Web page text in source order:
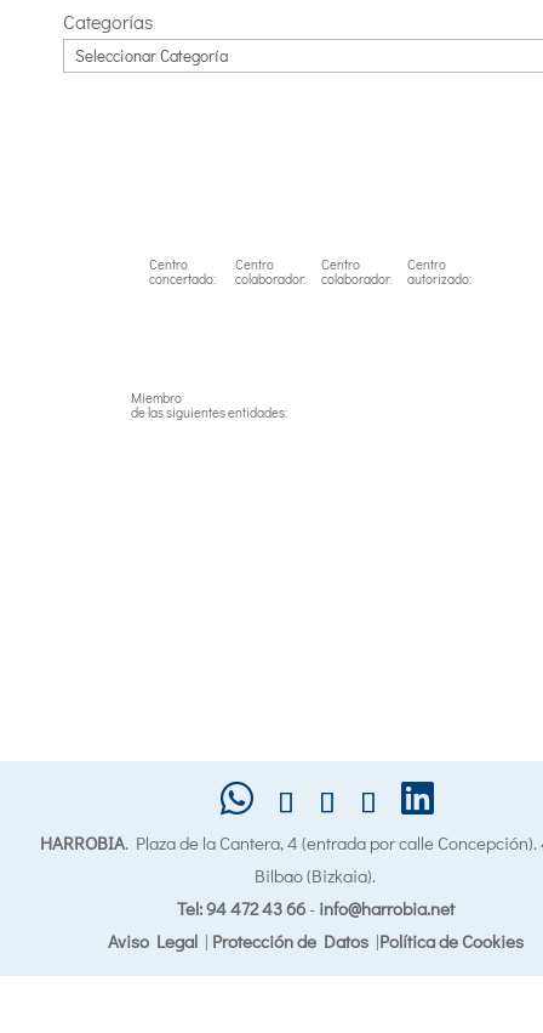
Categorías
Centro
concertado:
Centro
colaborador:
Centro
colaborador:
Centro
autorizado:
Miembro
de las siguientes entidades:
HARROBIA. Plaza de la Cantera, 4 (entrada por calle
Bilbao (Bizkaia).
Tel: 94 472 43 66- info@harrobia.net
Aviso Legal| Protección de Datos|Política de Cookies